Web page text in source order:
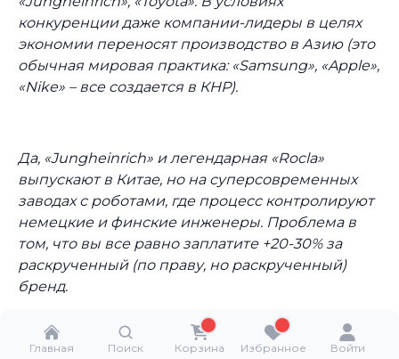
конкуренции даже компании-лидеры в целях
экономии переносят производство в Азию (это
обычная мировая практика: «Samsung», «Apple»,
«Nike» – все создается в КНР).
Да, «Jungheinrich» и легендарная «Rocla»
выпускают в Китае, но на суперсовременных
заводах с роботами, где процесс контролируют
немецкие и финские инженеры. Проблема в
том, что вы все равно заплатите +20-30% за
раскрученный (по праву, но раскрученный)
бренд.
Главная Поиск Корзина Избранное Войти